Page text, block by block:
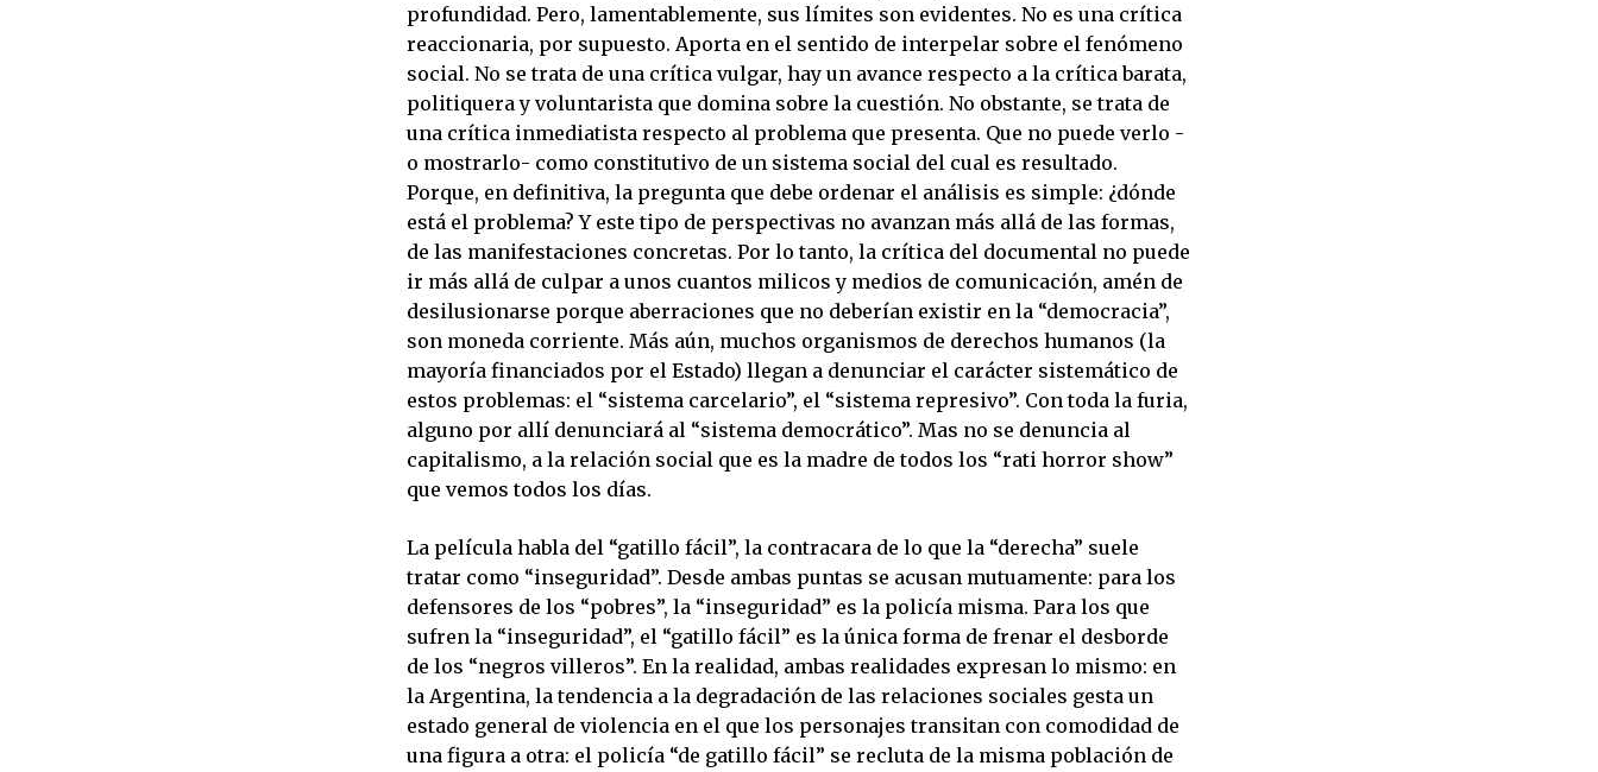
profundidad. Pero, lamentablemente, sus límites son evidentes. No es una crítica
reaccionaria, por supuesto. Aporta en el sentido de interpelar sobre el fenómeno
social. No se trata de una crítica vulgar, hay un avance respecto a la crítica barata,
politiquera y voluntarista que domina sobre la cuestión. No obstante, se trata de
una crítica inmediatista respecto al problema que presenta. Que no puede verlo -
o mostrarlo- como constitutivo de un sistema social del cual es resultado.
Porque, en definitiva, la pregunta que debe ordenar el análisis es simple: ¿dónde
está el problema? Y este tipo de perspectivas no avanzan más allá de las formas,
de las manifestaciones concretas. Por lo tanto, la crítica del documental no puede
ir más allá de culpar a unos cuantos milicos y medios de comunicación, amén de
desilusionarse porque aberraciones que no deberían existir en la “democracia”,
son moneda corriente. Más aún, muchos organismos de derechos humanos (la
mayoría financiados por el Estado) llegan a denunciar el carácter sistemático de
estos problemas: el “sistema carcelario”, el “sistema represivo”. Con toda la furia,
alguno por allí denunciará al “sistema democrático”. Mas no se denuncia al
capitalismo, a la relación social que es la madre de todos los “rati horror show”
que vemos todos los días.
La película habla del “gatillo fácil”, la contracara de lo que la “derecha” suele
tratar como “inseguridad”. Desde ambas puntas se acusan mutuamente: para los
defensores de los “pobres”, la “inseguridad” es la policía misma. Para los que
sufren la “inseguridad”, el “gatillo fácil” es la única forma de frenar el desborde
de los “negros villeros”. En la realidad, ambas realidades expresan lo mismo: en
la Argentina, la tendencia a la degradación de las relaciones sociales gesta un
estado general de violencia en el que los personajes transitan con comodidad de
una figura a otra: el policía “de gatillo fácil” se recluta de la misma población de